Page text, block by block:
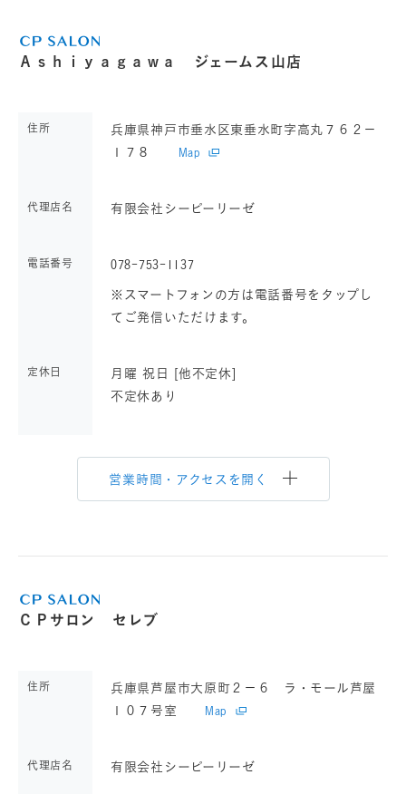
Ａｓｈｉｙａｇａｗａ ジェームス山店
住所
兵庫県神戸市垂水区東垂水町字高丸７６２－
１７８
Map
代理店名 有限会社シーピーリーゼ
電話番号 078-753-1137
※スマートフォンの方は電話番号をタップし
てご発信いただけます。
定休日
月曜 祝日 [他不定休]
不定休あり
営業時間・アクセスを開く
ＣＰサロン セレブ
住所
兵庫県芦屋市大原町２－６ ラ・モール芦屋
１０７号室
Map
代理店名 有限会社シーピーリーゼ